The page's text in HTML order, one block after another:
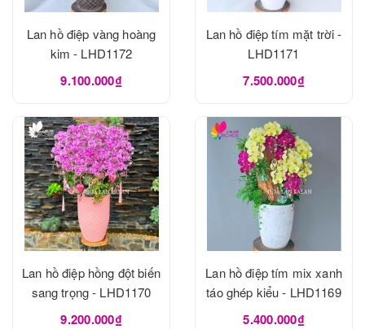
Lan hồ điệp vàng hoàng
kim - LHD1172
9.100.000₫
Lan hồ điệp tím mặt trời -
LHD1171
7.500.000₫
Lan hồ điệp hồng đột biến
sang trọng - LHD1170
9.200.000₫
Lan hồ điệp tím mix xanh
táo ghép kiểu - LHD1169
5.400.000₫